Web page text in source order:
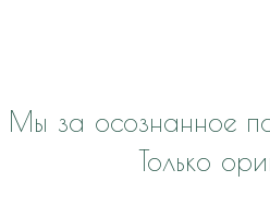
Мы за осознанное
Только